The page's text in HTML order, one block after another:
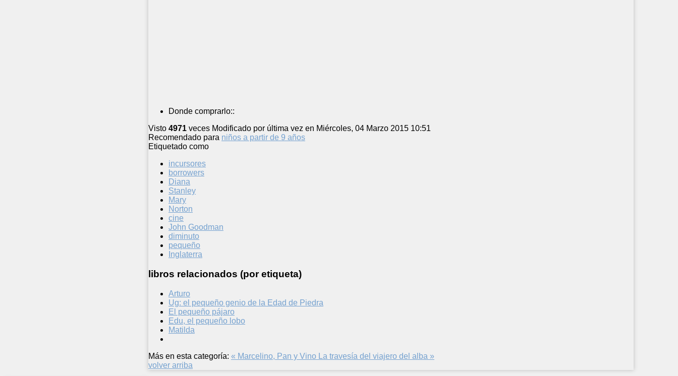
Donde comprarlo::
Visto 4971 veces Modificado por última vez en Miércoles, 04 Marzo 2015 10:51
Recomendado para niños a partir de 9 años
Etiquetado como
incursores
borrowers
Diana
Stanley
Mary
Norton
cine
John Goodman
diminuto
pequeño
Inglaterra
libros relacionados (por etiqueta)
Arturo
Ug: el pequeño genio de la Edad de Piedra
El pequeño pájaro
Edu, el pequeño lobo
Matilda
Más en esta categoría: « Marcelino, Pan y Vino La travesía del viajero del alba »
volver arriba